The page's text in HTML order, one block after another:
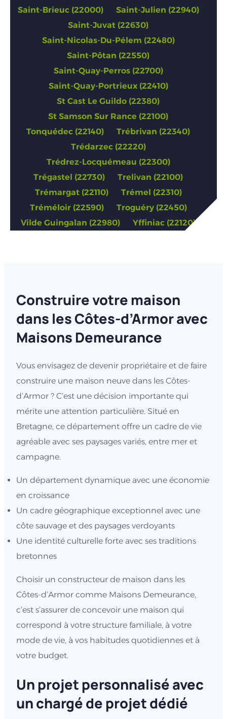
Saint-Brieuc (22000)
Saint-Julien (22940)
Saint-Juvat (22630)
Saint-Nicolas-Du-Pélem (22480)
Saint-Pôtan (22550)
Saint-Quay-Perros (22700)
Saint-Quay-Portrieux (22410)
St Cast Le Guildo (22380)
St Samson Sur Rance (22100)
Tonquédec (22140)
Trébrivan (22340)
Trédarzec (22220)
Trédrez-Locquémeau (22300)
Trégastel (22730)
Trelivan (22100)
Trémargat (22110)
Trémel (22310)
Tréméloir (22590)
Troguéry (22450)
Vilde Guingalan (22980)
Yffiniac (22120)
Construire votre maison
dans les Côtes-d’Armor avec
Maisons Demeurance
Vous envisagez de devenir propriétaire et de faire
construire une maison neuve dans les Côtes-
d’Armor ? C’est une décision importante qui
mérite une attention particulière. Situé en
Bretagne, ce département offre un cadre de vie
agréable avec ses paysages variés, entre mer et
campagne.
Un département dynamique avec une économie
en croissance
Un cadre géographique exceptionnel avec une
côte sauvage et des paysages verdoyants
Une identité culturelle forte avec ses traditions
bretonnes
Choisir un constructeur de maison dans les
Côtes-d’Armor comme Maisons Demeurance,
c’est s’assurer de concevoir une maison qui
correspond à votre structure familiale, à votre
mode de vie, à vos habitudes quotidiennes et à
votre budget.
Un projet personnalisé avec
un chargé de projet dédié